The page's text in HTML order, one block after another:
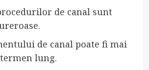
de canal sunt
de canal poate fi mai
lung.